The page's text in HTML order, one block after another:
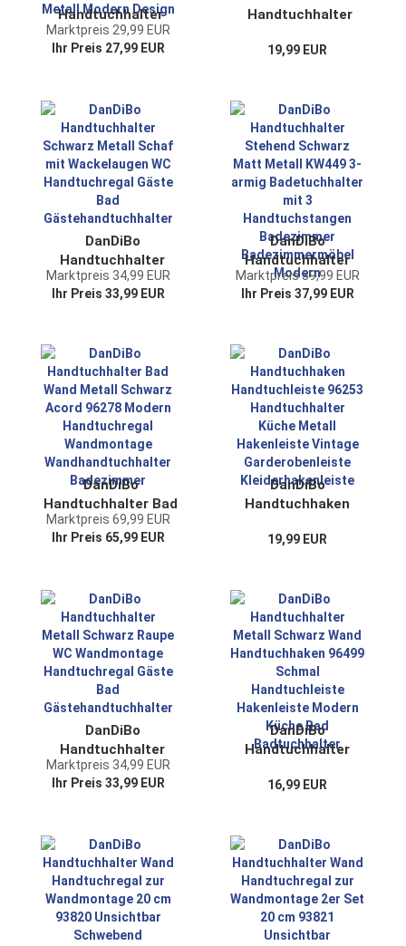
Handtuchhalter
Weiss Wand
Handtuchregal zur
Unsichtbar
Schwebend
Wandhandtuchhalter
Metall Modern
Design
Marktpreis 29,99 EUR
Ihr Preis 27,99 EUR
Handtuchhalter
Handtuchregal zur
Unsichtbar
Schwebend
Wandhandtuchhalter
Metall Modern
Design
19,99 EUR
DanDiBo
Handtuchhalter
Schwarz Metall
Schaf mit
Bad
Gästehandtuchhalter
Marktpreis 34,99 EUR
Ihr Preis 33,99 EUR
DanDiBo
Handtuchhalter
Stehend Schwarz
Matt Metall KW449
3 Handtuchstangen
Badezimmer
Badezimmermöbel
Modern
Marktpreis 39,99 EUR
Ihr Preis 37,99 EUR
DanDiBo
Handtuchhalter Bad
Wand Metall
Schwarz Acord
Wandmontage
Wandhandtuchhalter
Badezimmer
Marktpreis 69,99 EUR
Ihr Preis 65,99 EUR
DanDiBo
Handtuchhaken
96253
Hakenleiste Vintage
Garderobenleiste
Kleiderhakenleiste
19,99 EUR
DanDiBo
Handtuchhalter
Metall Schwarz
Raupe WC
Bad
Gästehandtuchhalter
Marktpreis 34,99 EUR
Ihr Preis 33,99 EUR
DanDiBo
Handtuchhalter
Wand
Handtuchleiste
Hakenleiste Modern
Küche Bad
Badtuchhalter
16,99 EUR